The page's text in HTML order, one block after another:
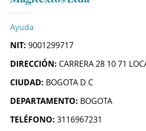
Ayuda
NIT: 9001299717
DIRECCIÓN: CARRERA 28 10 71
CIUDAD: BOGOTA D C
DEPARTAMENTO: BOGOTA
TELÉFONO: 3116967231